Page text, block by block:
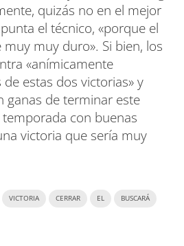
quizás no en el mejor
el técnico, «porque el
muy duro». Si bien, los
«anímicamente
estas dos victorias» y
ganas de terminar este
con buenas
victoria que sería muy
VICTORIA CERRAR EL BUSCARÁ